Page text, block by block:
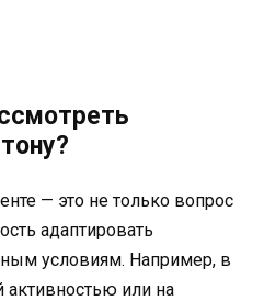
— это не только вопрос
адаптировать
условиям. Например, в
активностью или на